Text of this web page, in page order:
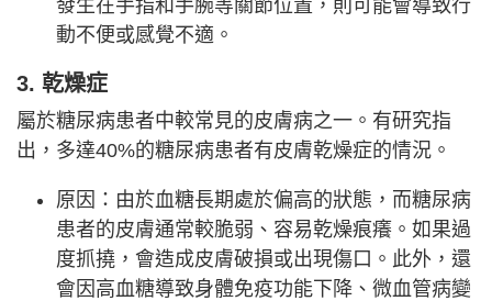
發生在手指和手腕等關節位置，則可能會導致行
動不便或感覺不適。
3. 乾燥症
屬於糖尿病患者中較常見的皮膚病之一。有研究指
出，多達40%的糖尿病患者有皮膚乾燥症的情況。
原因：由於血糖長期處於偏高的狀態，而糖尿病
患者的皮膚通常較脆弱、容易乾燥痕癢。如果過
度抓撓，會造成皮膚破損或出現傷口。此外，還
會因高血糖導致身體免疫功能下降、微血管病變